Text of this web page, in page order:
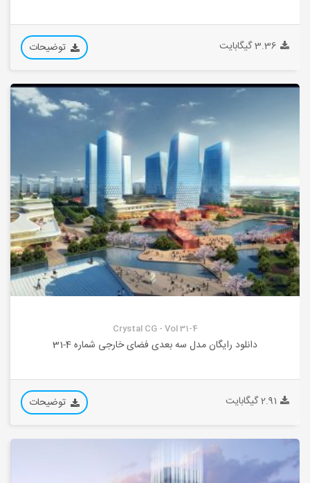
3.36 گیگابایت توضیحات
Crystal CG - Vol 31-4
دانلود رایگان مدل سه بعدی فضای خارجی شماره 4-31
2.91 گیگابایت توضیحات